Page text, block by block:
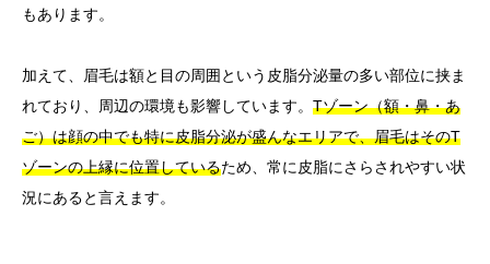
もあります。
加えて、眉毛は額と目の周囲という皮脂分泌量の多い部位に挟ま
れており、周辺の環境も影響しています。 Tゾーン（額・鼻・あ
ご）は顔の中でも特に皮脂分泌が盛んなエリアで、眉毛はそのT
ゾーンの上縁に位置しているため、常に皮脂にさらされやすい状
況にあると言えます。